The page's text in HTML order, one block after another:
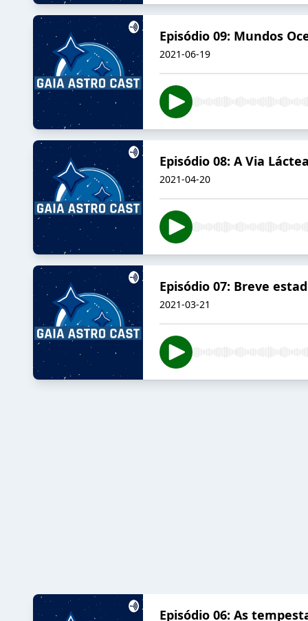
Episódio 09: Mundos
2021-06-19
Episódio 08: A Via
2021-04-20
Episódio 07: Breve
2021-03-21
Episódio 06: As